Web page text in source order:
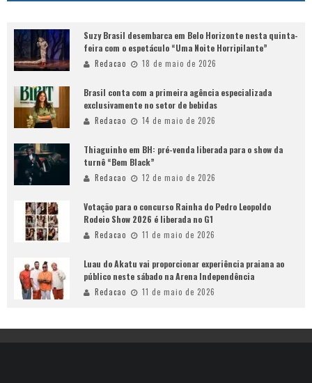
Suzy Brasil desembarca em Belo Horizonte nesta quinta-
feira com o espetáculo “Uma Noite Horripilante”
Redacao 18 de maio de 2026
Brasil conta com a primeira agência especializada
exclusivamente no setor de bebidas
Redacao 14 de maio de 2026
Thiaguinho em BH: pré-venda liberada para o show da
turnê “Bem Black”
Redacao 12 de maio de 2026
Votação para o concurso Rainha do Pedro Leopoldo
Rodeio Show 2026 é liberada no G1
Redacao 11 de maio de 2026
Luau do Akatu vai proporcionar experiência praiana ao
público neste sábado na Arena Independência
Redacao 11 de maio de 2026